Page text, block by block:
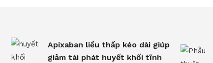
Apixaban liều thấp kéo dài giúp
giảm tái phát huyết khối tĩnh